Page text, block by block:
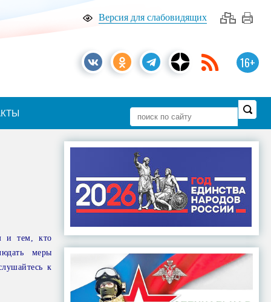
Версия для слабовидящих
16+
и тем, кто
меры
к